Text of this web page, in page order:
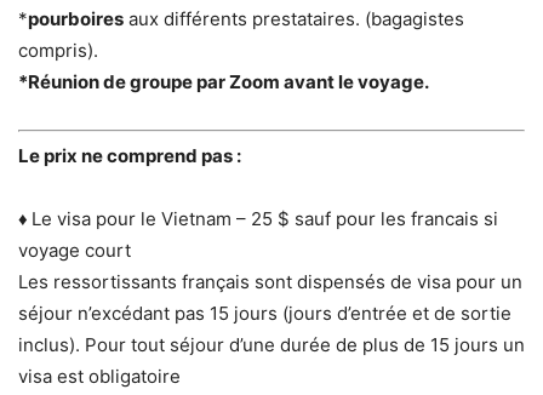
*pourboires aux différents prestataires. (bagagistes
compris).
*Réunion de groupe par Zoom avant le voyage.
Le prix ne comprend pas :
♦ Le visa pour le Vietnam – 25 $ sauf pour les francais si
voyage court
Les ressortissants français sont dispensés de visa pour un
séjour n’excédant pas 15 jours (jours d’entrée et de sortie
inclus). Pour tout séjour d’une durée de plus de 15 jours un
visa est obligatoire